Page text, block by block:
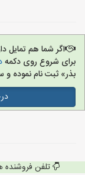
اگر شما هم تمایل
برای شروع روی دکمه
بذر» ثبت نام نموده
تلفن فروشنده